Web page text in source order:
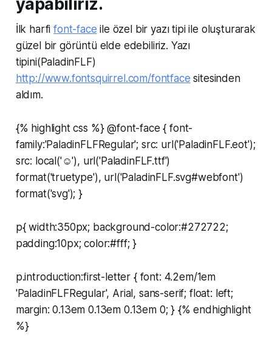
İlk harfifont-face ile özel bir yazı tipi ile oluşturarak
güzel bir görüntü elde edebiliriz. Yazı
tipini(PaladinFLF)
http://www.fontsquirrel.com/fontface sitesinden
aldım.
{% highlight css %} @font-face { font-
family:'PaladinFLFRegular'; src: url('PaladinFLF.eot');
src: local('☺'), url('PaladinFLF.ttf')
format('truetype'), url('PaladinFLF.svg#webfont')
format('svg'); }
p{ width:350px; background-color:#272722;
padding:10px; color:#fff; }
p.introduction:first-letter { font: 4.2em/1em
'PaladinFLFRegular', Arial, sans-serif; float: left;
margin: 0.13em 0.13em 0.13em 0; } {% endhighlight
%}